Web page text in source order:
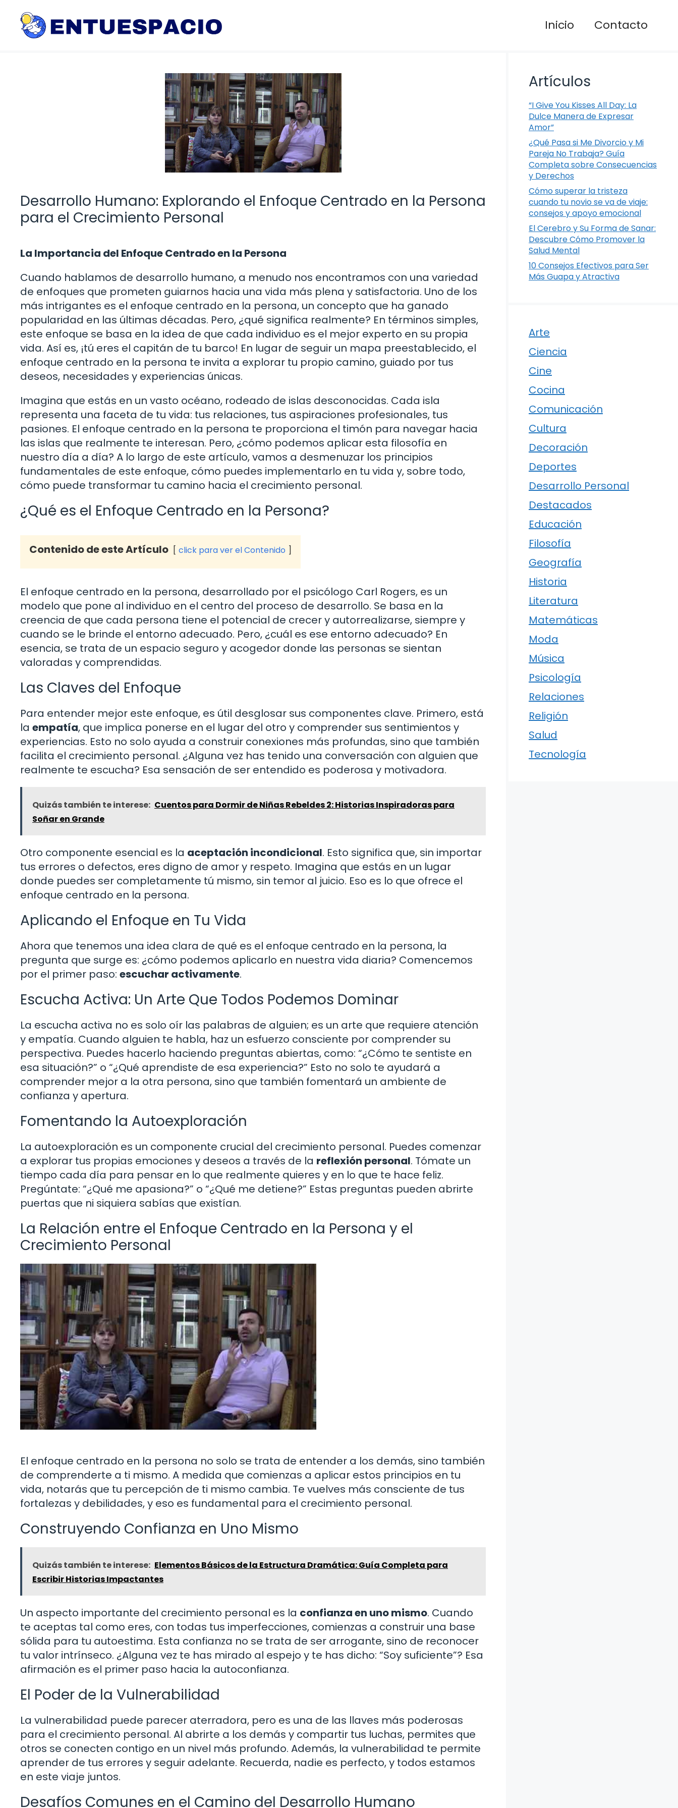
contenido
Inicio Contacto
Desarrollo Humano: Explorando el Enfoque Centrado en la Persona
para el Crecimiento Personal
La Importancia del Enfoque Centrado en la Persona
Cuando hablamos de desarrollo humano, a menudo nos encontramos con una variedad
de enfoques que prometen guiarnos hacia una vida más plena y satisfactoria. Uno de los
más intrigantes es el enfoque centrado en la persona, un concepto que ha ganado
popularidad en las últimas décadas. Pero, ¿qué significa realmente? En términos simples,
este enfoque se basa en la idea de que cada individuo es el mejor experto en su propia
vida. Así es, ¡tú eres el capitán de tu barco! En lugar de seguir un mapa preestablecido, el
enfoque centrado en la persona te invita a explorar tu propio camino, guiado por tus
deseos, necesidades y experiencias únicas.
Imagina que estás en un vasto océano, rodeado de islas desconocidas. Cada isla
representa una faceta de tu vida: tus relaciones, tus aspiraciones profesionales, tus
pasiones. El enfoque centrado en la persona te proporciona el timón para navegar hacia
las islas que realmente te interesan. Pero, ¿cómo podemos aplicar esta filosofía en
nuestro día a día? A lo largo de este artículo, vamos a desmenuzar los principios
fundamentales de este enfoque, cómo puedes implementarlo en tu vida y, sobre todo,
cómo puede transformar tu camino hacia el crecimiento personal.
¿Qué es el Enfoque Centrado en la Persona?
Contenido de este Artículo click para ver el Contenido
El enfoque centrado en la persona, desarrollado por el psicólogo Carl Rogers, es un
modelo que pone al individuo en el centro del proceso de desarrollo. Se basa en la
creencia de que cada persona tiene el potencial de crecer y autorrealizarse, siempre y
cuando se le brinde el entorno adecuado. Pero, ¿cuál es ese entorno adecuado? En
esencia, se trata de un espacio seguro y acogedor donde las personas se sientan
valoradas y comprendidas.
Las Claves del Enfoque
Para entender mejor este enfoque, es útil desglosar sus componentes clave. Primero, está
la empatía, que implica ponerse en el lugar del otro y comprender sus sentimientos y
experiencias. Esto no solo ayuda a construir conexiones más profundas, sino que también
facilita el crecimiento personal. ¿Alguna vez has tenido una conversación con alguien que
realmente te escucha? Esa sensación de ser entendido es poderosa y motivadora.
Quizás también te interese: Cuentos para Dormir de Niñas Rebeldes 2: Historias Inspiradoras para
Soñar en Grande
Otro componente esencial es la aceptación incondicional. Esto significa que, sin importar
tus errores o defectos, eres digno de amor y respeto. Imagina que estás en un lugar
donde puedes ser completamente tú mismo, sin temor al juicio. Eso es lo que ofrece el
enfoque centrado en la persona.
Aplicando el Enfoque en Tu Vida
Ahora que tenemos una idea clara de qué es el enfoque centrado en la persona, la
pregunta que surge es: ¿cómo podemos aplicarlo en nuestra vida diaria? Comencemos
por el primer paso: escuchar activamente.
Escucha Activa: Un Arte Que Todos Podemos Dominar
La escucha activa no es solo oír las palabras de alguien; es un arte que requiere atención
y empatía. Cuando alguien te habla, haz un esfuerzo consciente por comprender su
perspectiva. Puedes hacerlo haciendo preguntas abiertas, como: “¿Cómo te sentiste en
esa situación?” o “¿Qué aprendiste de esa experiencia?” Esto no solo te ayudará a
comprender mejor a la otra persona, sino que también fomentará un ambiente de
confianza y apertura.
Fomentando la Autoexploración
La autoexploración es un componente crucial del crecimiento personal. Puedes comenzar
a explorar tus propias emociones y deseos a través de la reflexión personal. Tómate un
tiempo cada día para pensar en lo que realmente quieres y en lo que te hace feliz.
Pregúntate: “¿Qué me apasiona?” o “¿Qué me detiene?” Estas preguntas pueden abrirte
puertas que ni siquiera sabías que existían.
La Relación entre el Enfoque Centrado en la Persona y el
Crecimiento Personal
El enfoque centrado en la persona no solo se trata de entender a los demás, sino también
de comprenderte a ti mismo. A medida que comienzas a aplicar estos principios en tu
vida, notarás que tu percepción de ti mismo cambia. Te vuelves más consciente de tus
fortalezas y debilidades, y eso es fundamental para el crecimiento personal.
Construyendo Confianza en Uno Mismo
Quizás también te interese: Elementos Básicos de la Estructura Dramática: Guía Completa para
Escribir Historias Impactantes
Un aspecto importante del crecimiento personal es la confianza en uno mismo. Cuando
te aceptas tal como eres, con todas tus imperfecciones, comienzas a construir una base
sólida para tu autoestima. Esta confianza no se trata de ser arrogante, sino de reconocer
tu valor intrínseco. ¿Alguna vez te has mirado al espejo y te has dicho: “Soy suficiente”? Esa
afirmación es el primer paso hacia la autoconfianza.
El Poder de la Vulnerabilidad
La vulnerabilidad puede parecer aterradora, pero es una de las llaves más poderosas
para el crecimiento personal. Al abrirte a los demás y compartir tus luchas, permites que
otros se conecten contigo en un nivel más profundo. Además, la vulnerabilidad te permite
aprender de tus errores y seguir adelante. Recuerda, nadie es perfecto, y todos estamos
en este viaje juntos.
Desafíos Comunes en el Camino del Desarrollo Humano
Artículos
“I Give You Kisses All Day: La
Dulce Manera de Expresar
Amor”
¿Qué Pasa si Me Divorcio y Mi
Pareja No Trabaja? Guía
Completa sobre Consecuencias
y Derechos
Cómo superar la tristeza
cuando tu novio se va de viaje:
consejos y apoyo emocional
El Cerebro y Su Forma de Sanar:
Descubre Cómo Promover la
Salud Mental
10 Consejos Efectivos para Ser
Más Guapa y Atractiva
Arte
Ciencia
Cine
Cocina
Comunicación
Cultura
Decoración
Deportes
Desarrollo Personal
Destacados
Educación
Filosofía
Geografía
Historia
Literatura
Matemáticas
Moda
Música
Psicología
Relaciones
Religión
Salud
Tecnología